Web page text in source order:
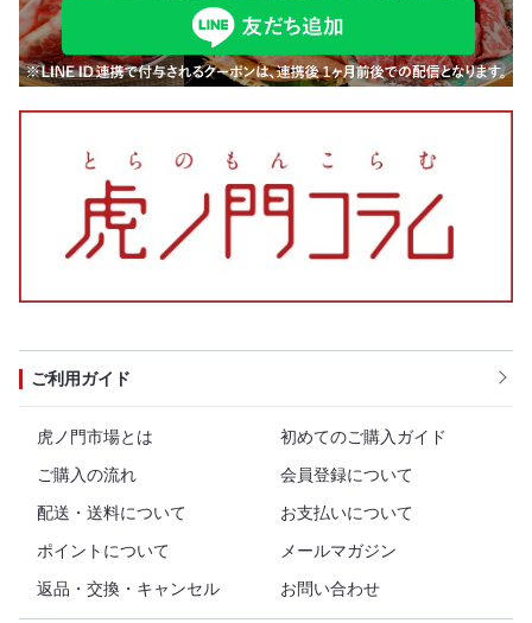
ご利用ガイド
虎ノ門市場とは
初めてのご購入ガイド
ご購入の流れ
会員登録について
配送・送料について
お支払いについて
ポイントについて
メールマガジン
返品・交換・キャンセル
お問い合わせ